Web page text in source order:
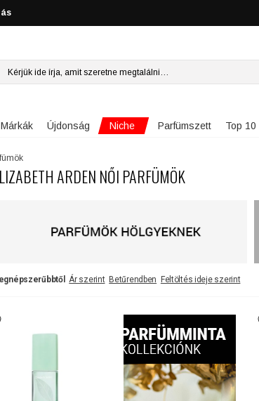
Márkák Újdonság Niche Parfümszett Top 10
ARDEN NŐI PARFÜMÖK
Ár szerint Betűrendben Feltöltés ideje szerint